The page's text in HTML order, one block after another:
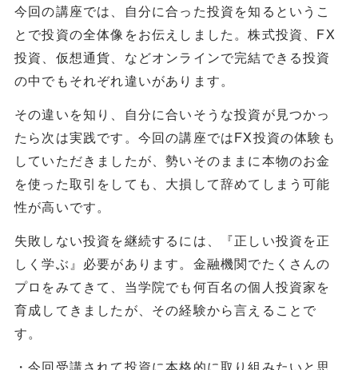
今回の講座では、自分に合った投資を知るというこ
とで投資の全体像をお伝えしました。株式投資、FX
投資、仮想通貨、などオンラインで完結できる投資
の中でもそれぞれ違いがあります。
その違いを知り、自分に合いそうな投資が見つかっ
たら次は実践です。今回の講座ではFX投資の体験も
していただきましたが、勢いそのままに本物のお金
を使った取引をしても、大損して辞めてしまう可能
性が高いです。
失敗しない投資を継続するには、『正しい投資を正
しく学ぶ』必要があります。金融機関でたくさんの
プロをみてきて、当学院でも何百名の個人投資家を
育成してきましたが、その経験から言えることで
す。
・今回受講されて投資に本格的に取り組みたいと思